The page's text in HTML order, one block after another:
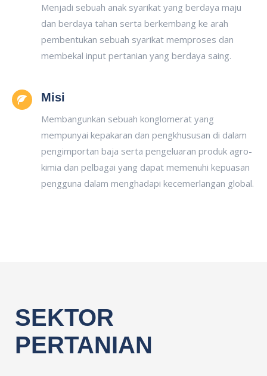
Menjadi sebuah anak syarikat yang berdaya maju
dan berdaya tahan serta berkembang ke arah
pembentukan sebuah syarikat memproses dan
membekal input pertanian yang berdaya saing.
Misi
Membangunkan sebuah konglomerat yang
mempunyai kepakaran dan pengkhususan di dalam
pengimportan baja serta pengeluaran produk agro-
kimia dan pelbagai yang dapat memenuhi kepuasan
pengguna dalam menghadapi kecemerlangan global.
SEKTOR
PERTANIAN